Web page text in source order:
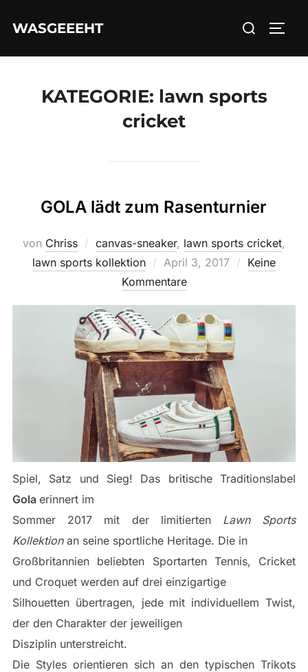
InhaltWASGEEEHT
Suchen
KATEGORIE: lawn sports
cricket
GOLA lädt zum Rasenturnier
von Chriss canvas-sneaker, lawn sports cricket,
lawn sports kollektion
Veröffentlicht
am
April 3, 2017
Keine
Kommentare
Spiel, Satz und Sieg! Das britische Traditionslabel
Gola erinnert im
Sommer 2017 mit der limitierten Lawn Sports
Kollektionan seine sportliche Heritage. Die in
Großbritannien beliebten Sportarten Tennis, Cricket
und Croquet werden auf drei einzigartige
Silhouetten übertragen, jede mit individuellem Twist,
der den Charakter der jeweiligen
Disziplin unterstreicht.
Die Styles orientieren sich an den typischen Trikots